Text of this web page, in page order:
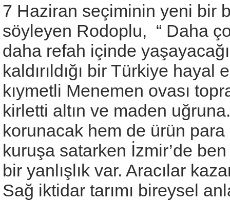
7 Haziran seçiminin yeni bir
söyleyen Rodoplu, “ Daha
daha refah içinde
kaldırıldığı bir Türkiye
kıymetli Menemen ovası
kirletti altın ve maden
korunacak hem de ürün
kuruşa satarken İzmir’de
bir yanlışlık var. Aracılar
Sağ iktidar tarımı bireysel